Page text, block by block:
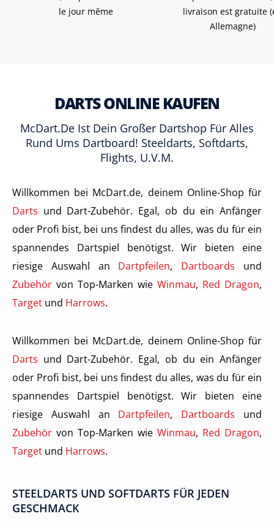
le jour même
livraison est gratuite
Allemagne)
DARTS ONLINE KAUFEN
McDart.de Ist Dein Großer Dartshop Für Alles
Rund Ums Dartboard! Steeldarts, Softdarts,
Flights, U.v.m.
Willkommen bei McDart.de, deinem Online-Shop für
Darts und Dart-Zubehör. Egal, ob du ein Anfänger
oder Profi bist, bei uns findest du alles, was du für ein
spannendes Dartspiel benötigst. Wir bieten eine
riesige Auswahl an Dartpfeilen, Dartboards und
Zubehör von Top-Marken wie Winmau, Red Dragon,
Target und Harrows.
Willkommen bei McDart.de, deinem Online-Shop für
Darts und Dart-Zubehör. Egal, ob du ein Anfänger
oder Profi bist, bei uns findest du alles, was du für ein
spannendes Dartspiel benötigst. Wir bieten eine
riesige Auswahl an Dartpfeilen, Dartboards und
Zubehör von Top-Marken wie Winmau, Red Dragon,
Target und Harrows.
STEELDARTS UND SOFTDARTS FÜR JEDEN
GESCHMACK